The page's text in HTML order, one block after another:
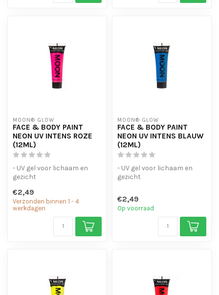
MOON® GLOW
FACE & BODY PAINT
NEON UV INTENS ROZE
(12ML)
- UV gel voor lichaam en
gezicht
scala aan kleuren.
€2,49
Verzonden binnen 1 - 4
werkdagen
MOON® GLOW
FACE & BODY PAINT
NEON UV INTENS BLAUW
(12ML)
- UV gel voor lichaam en
gezicht
€2,49
Op voorraad